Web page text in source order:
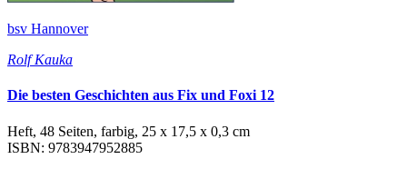
bsv Hannover
Rolf Kauka
Die besten Geschichten aus Fix und Foxi 12
Heft, 48 Seiten, farbig, 25 x 17,5 x 0,3 cm
ISBN: 9783947952885